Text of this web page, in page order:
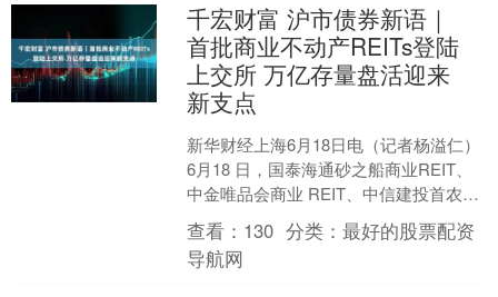
千宏财富 沪市债券新语｜
首批商业不动产REITs登陆
上交所 万亿存量盘活迎来
新支点
新华财经上海6月18日电（记者杨溢仁）
6月18 日，国泰海通砂之船商业REIT、
中金唯品会商业 REIT、中信建投首农商
业REIT、汇添富上海地产商业REIT—....
查看： 130 分类：最好的股票配资
导航网